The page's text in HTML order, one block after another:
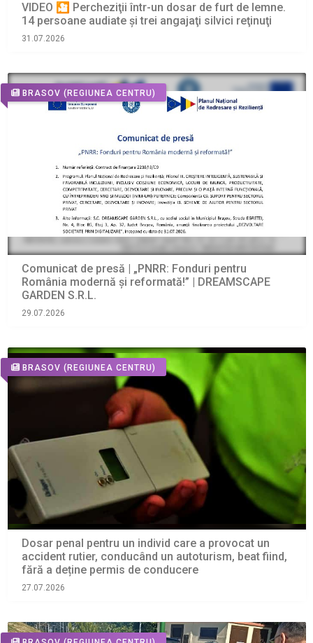
VIDEO 🎦 Percheziţii într-un dosar de furt de lemne.
14 persoane audiate și trei angajaţi silvici reţinuţi
31.07.2026
BRASOV (REGIUNEA CENTRU)
Comunicat de presă | „PNRR: Fonduri pentru
România modernă și reformată!” | DREAMSCAPE
GARDEN S.R.L.
29.07.2026
BRASOV (REGIUNEA CENTRU)
Dosar penal pentru un individ care a provocat un
accident rutier, conducând un autoturism, beat fiind,
fără a deține permis de conducere
27.07.2026